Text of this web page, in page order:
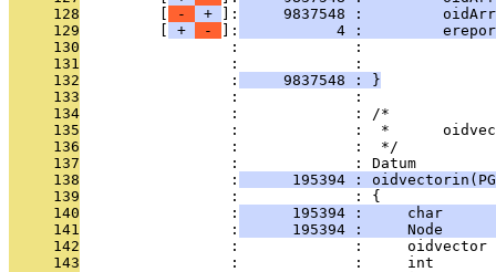
     128
- + ]:
9837548 :
     129
+ - ]:
4 :
     130
:             :
     131
:             :
     132
                 :
     9837548 : }
     133
                 :             :
     134
                 :             : /*
     135
:             :  *
     136
                 :             :  */
     137
                 :             : Datum
     138
                 :
195394 :
     139
                 :             : {
     140
                 :
195394 :     char
     141
                 :
195394 :     Node
     142
:             :     oidvector
     143
:             :     int